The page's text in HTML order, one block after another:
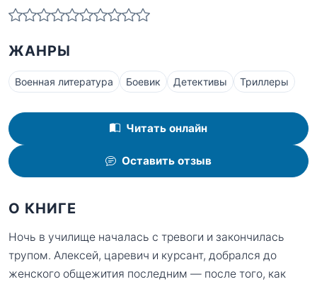
ЖАНРЫ
Военная литература Боевик Детективы Триллеры
Читать онлайн
Оставить отзыв
О КНИГЕ
Ночь в училище началась с тревоги и закончилась
трупом. Алексей, царевич и курсант, добрался до
женского общежития последним — после того, как